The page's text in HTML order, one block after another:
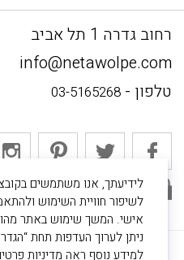
רחוב גדרה 1 תל אביב
info@netawolpe.com
טלפון - 03-5165268
אתר מאובטח
לשיפור חוויית השימוש
אישי. המשך שימוש באתר
ניתן לערוך העדפות תחת
למידע נוסף ראה מדיניות © 2022 נטע וולפה. כל הזכויות שמורות.